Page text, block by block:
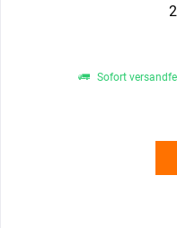
Sofort